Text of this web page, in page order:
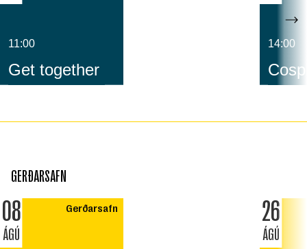
11:00
Get together
14:00
GERÐARSAFN
08
ÁGÚ
Gerðarsafn 26
ÁGÚ